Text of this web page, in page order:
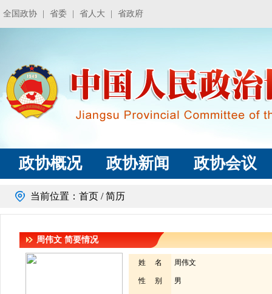
全国政协 省委 省人大 省政府
政协概况 政协新闻 政协会议
当前位置： 首页 / 简历
周伟文 简要情况
姓 名 周伟文
性 别 男